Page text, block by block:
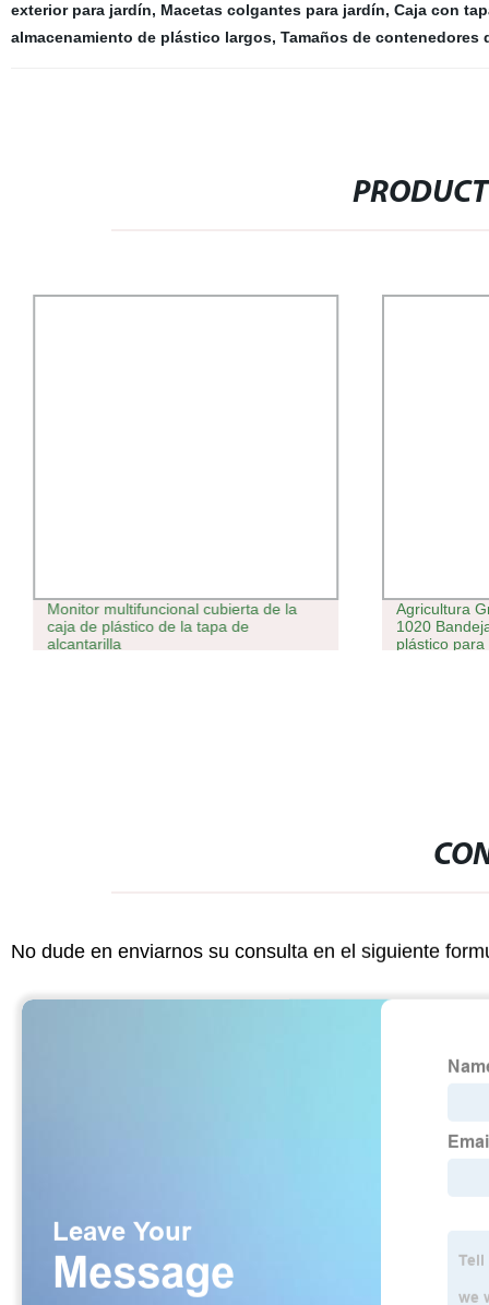
exterior para jardín, Macetas colgantes para jardín, Caja con
almacenamiento de plástico largos, Tamaños de contenedores
Monitor multifuncional cubierta de la
caja de plástico de la tapa de
alcantarilla
Agricultura
1020
plástico
No dude en enviarnos su consulta en el siguiente